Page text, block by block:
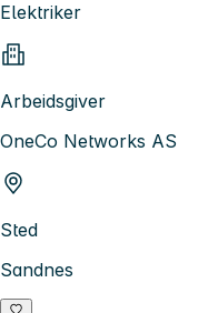
Elektriker
Arbeidsgiver
OneCo Networks AS
Sted
Sandnes